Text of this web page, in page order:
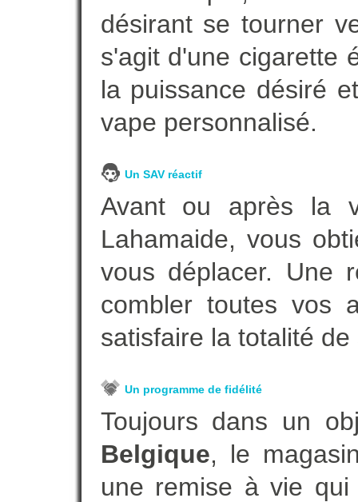
désirant se tourner
s'agit d'une cigarette
la puissance désiré
vape personnalisé.
Un SAV réactif
Avant ou après la
Lahamaide, vous
vous déplacer. Une
combler toutes vos
satisfaire la totalité
Un programme de fidélité
Toujours dans un
Belgique, le
une remise à vie qui